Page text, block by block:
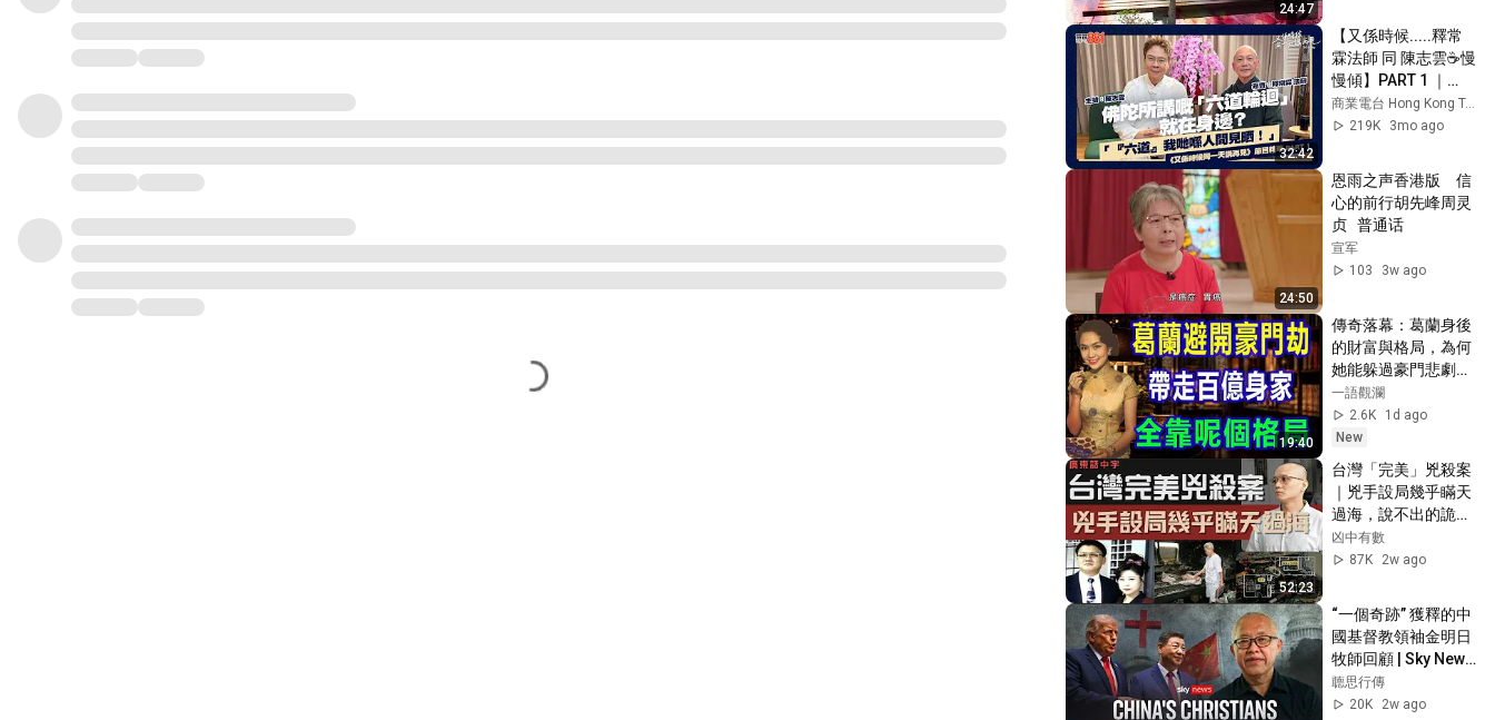
24:47
32:42
【又係時候.....釋常
霖法師 同 陳志雲☕慢
慢傾】PART 1 ｜
《又係時候同一天講
再見》
商業電台 Hong Kong Toolbar
219K
3mo ago
24:50
恩雨之声香港版　信
心的前行胡先峰周灵
贞   普通话
宣军
103
3w ago
19:40
傳奇落幕：葛蘭身後
的財富與格局，為何
她能躲過豪門悲劇，
活成女人羡慕的樣
子？
一語觀瀾
2.6K
1d ago
New
52:23
台灣「完美」兇殺案
｜兇手設局幾乎瞞天
過海，說不出的詭異
助記者發現真相｜台
灣懸案｜廣東話中字
凶中有數
87K
2w ago
“一個奇跡” 獲釋的中
國基督教領袖金明日
牧師回顧 | Sky News
采訪 | 雙語字幕 |
2026.07.23
聼思行傳
20K
2w ago